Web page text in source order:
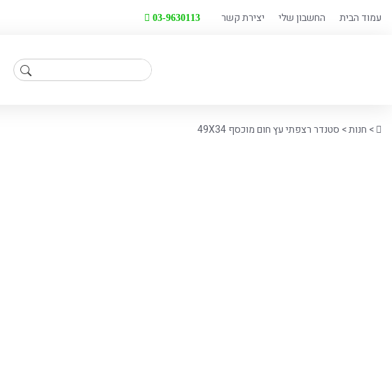
לתוכןעמוד הבית החשבון שלי יצירת קשר 03-9630113
חיפוש
Home
> חנות> סטנדר רצפתי עץ חום מוכסף 49X34